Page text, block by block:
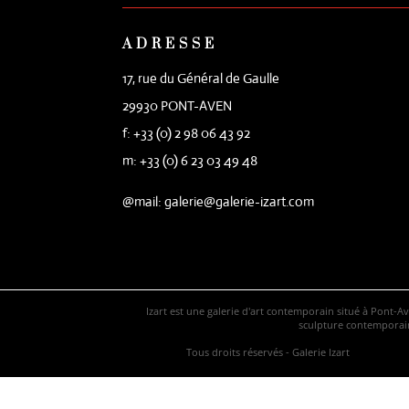
ADRESSE
17, rue du Général de Gaulle
29930 PONT-AVEN
f: +33 (0) 2 98 06 43 92
m: +33 (0) 6 23 03 49 48
@mail: galerie@galerie-izart.com
Izart est une galerie d'art contemporain situé à Pont-
sculpture
Tous droits réservés - Galerie Izart